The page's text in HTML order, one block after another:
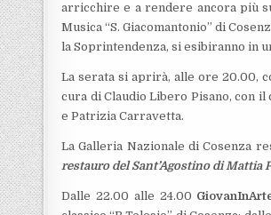
arricchire e a rendere ancora più
Musica “S. Giacomantonio” di
la Soprintendenza, si esibiranno in
La serata si aprirà, alle ore 20.00,
cura di Claudio Libero Pisano, con
e Patrizia Carravetta.
La Galleria Nazionale di Cosenza
restauro del Sant’Agostino di Mattia
Dalle 22.00 alle 24.00